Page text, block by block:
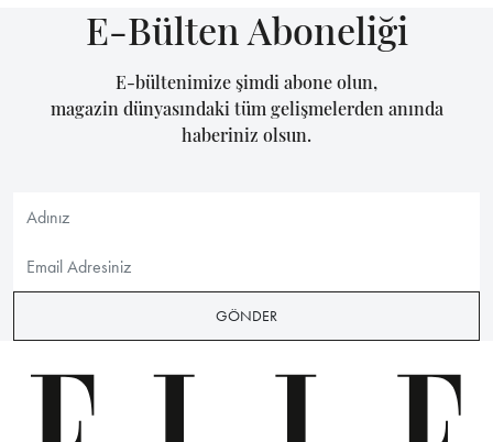
E-Bülten Aboneliği
E-bültenimize şimdi abone olun,
magazin dünyasındaki tüm gelişmelerden anında
haberiniz olsun.
GÖNDER